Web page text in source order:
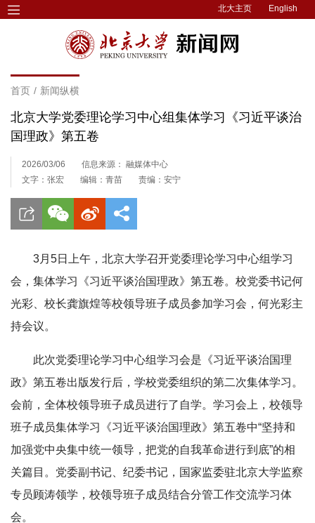
北大主页 English
首页 / 新闻纵横
北京大学党委理论学习中心组集体学习《习近平谈治
国理政》第五卷
2026/03/06
信息来源： 融媒体中心
文字：张宏
编辑：青苗 责编：安宁
3月5日上午，北京大学召开党委理论学习中心组学习
会，集体学习《习近平谈治国理政》第五卷。校党委书记何
光彩、校长龚旗煌等校领导班子成员参加学习会，何光彩主
持会议。
此次党委理论学习中心组学习会是《习近平谈治国理
政》第五卷出版发行后，学校党委组织的第二次集体学习。
会前，全体校领导班子成员进行了自学。学习会上，校领导
班子成员集体学习《习近平谈治国理政》第五卷中“坚持和
加强党中央集中统一领导，把党的自我革命进行到底”的相
关篇目。党委副书记、纪委书记，国家监委驻北京大学监察
专员顾涛领学，校领导班子成员结合分管工作交流学习体
会。